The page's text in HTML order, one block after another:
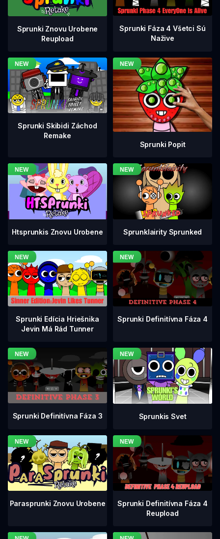
Sprunki Znovu Urobene
Reupload
Sprunki Fáza 4 Všetci Sú
Nažive
Sprunki Skibidi Záchod
Remake
Sprunki Popit
Htsprunkis Znovu Urobene Sprunklairity Sprunked
Sprunki Edícia Hriešnika
Jevin Má Rád Tunner
Sprunki Definitívna Fáza 4
Sprunki Definitívna Fáza 3 Sprunkis Svet
Parasprunki Znovu Urobene
Sprunki Definitívna Fáza 4
Reupload